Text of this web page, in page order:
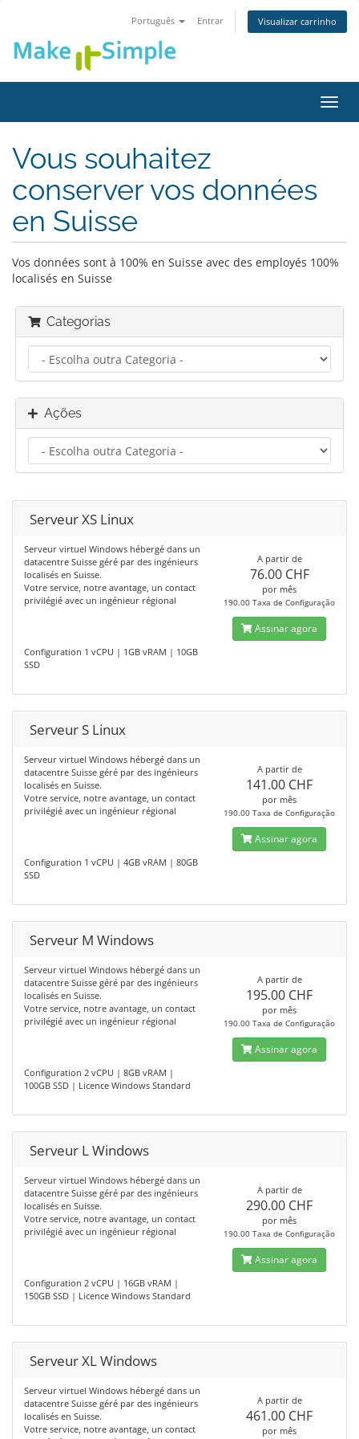
Português Entrar Visualizar carrinho
Vous souhaitez
conserver vos données
en Suisse
Vos données sont à 100% en Suisse avec des employés 100%
localisés en Suisse
Categorias
Ações
Serveur XS Linux
Serveur virtuel Windows hébergé dans un
datacentre Suisse géré par des ingénieurs
localisés en Suisse.
Votre service, notre avantage, un contact
privilégié avec un ingénieur régional
Configuration 1 vCPU | 1GB vRAM | 10GB
SSD
A partir de
76.00 CHF
por mês
190.00 Taxa de Configuração
Assinar agora
Serveur S Linux
Serveur virtuel Windows hébergé dans un
datacentre Suisse géré par des ingénieurs
localisés en Suisse.
Votre service, notre avantage, un contact
privilégié avec un ingénieur régional
Configuration 1 vCPU | 4GB vRAM | 80GB
SSD
A partir de
141.00 CHF
por mês
190.00 Taxa de Configuração
Assinar agora
Serveur M Windows
Serveur virtuel Windows hébergé dans un
datacentre Suisse géré par des ingénieurs
localisés en Suisse.
Votre service, notre avantage, un contact
privilégié avec un ingénieur régional
Configuration 2 vCPU | 8GB vRAM |
100GB SSD | Licence Windows Standard
A partir de
195.00 CHF
por mês
190.00 Taxa de Configuração
Assinar agora
Serveur L Windows
Serveur virtuel Windows hébergé dans un
datacentre Suisse géré par des ingénieurs
localisés en Suisse.
Votre service, notre avantage, un contact
privilégié avec un ingénieur régional
Configuration 2 vCPU | 16GB vRAM |
150GB SSD | Licence Windows Standard
A partir de
290.00 CHF
por mês
190.00 Taxa de Configuração
Assinar agora
Serveur XL Windows
Serveur virtuel Windows hébergé dans un
datacentre Suisse géré par des ingénieurs
localisés en Suisse.
Votre service, notre avantage, un contact
A partir de
461.00 CHF
por mês